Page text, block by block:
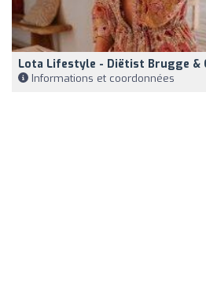
Lota Lifestyle - Diëtist Brugge &
Informations et coordonnées